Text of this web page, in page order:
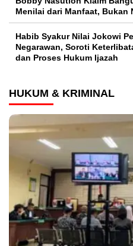
Menilai dari Manfaat, Bukan
Habib Syakur Nilai Jokowi
Negarawan, Soroti
dan Proses Hukum Ijazah
HUKUM & KRIMINAL